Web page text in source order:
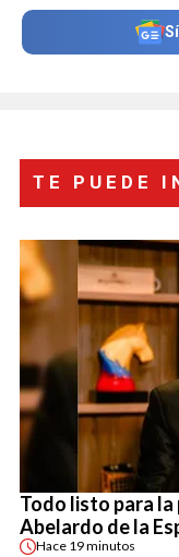
TE PUEDE
Todo listo para
Abelardo de la
Hace 19 minutos